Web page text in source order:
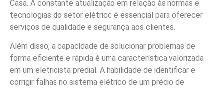
Casa. A constante atualização em relação às normas e
tecnologias do setor elétrico é essencial para oferecer
serviços de qualidade e segurança aos clientes.
Além disso, a capacidade de solucionar problemas de
forma eficiente e rápida é uma característica valorizada
em um eletricista predial. A habilidade de identificar e
corrigir falhas no sistema elétrico de um prédio de